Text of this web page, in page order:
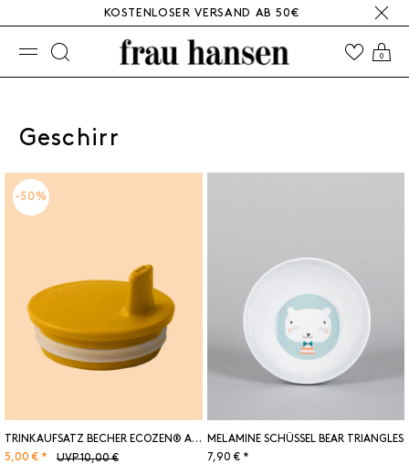
KOSTENLOSER VERSAND AB 50€
0
☰
Geschirr
-50%
TRINKAUFSATZ BECHER ECOZEN® ARNE JACOBSEN MUSTARD
UVP 10,00 €
5,00 € *
MELAMINE SCHÜSSEL BEAR TRIANGLES
7,90 € *